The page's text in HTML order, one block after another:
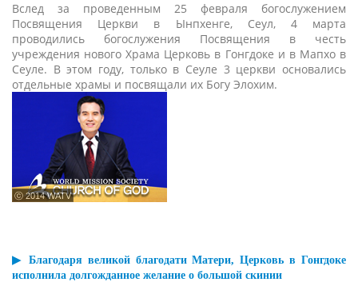
Вслед за проведенным 25 февраля богослужением
Посвящения Церкви в Ынпхенге, Сеул, 4 марта
проводились богослужения Посвящения в честь
учреждения нового Храма Церковь в Гонгдоке и в Мапхо в
Сеуле. В этом году, только в Сеуле 3 церкви основались
отдельные храмы и посвящали их Богу Элохим.
ⓒ 2014 WATV
▶ Благодаря великой благодати Матери, Церковь в Гонгдоке
исполнила долгожданное желание о большой скинии